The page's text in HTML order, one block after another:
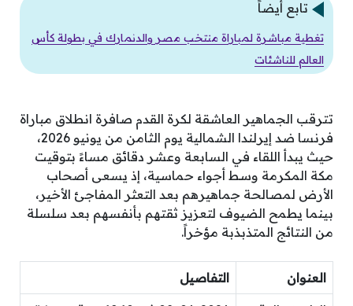
تابع أيضاً
تغطية مباشرة لمباراة منتخب مصر والدنمارك في بطولة كأس
العالم للناشئات
تترقب الجماهير العاشقة لكرة القدم صافرة انطلاق مباراة
فرنسا ضد إيرلندا الشمالية يوم الثامن من يونيو 2026،
حيث يبدأ اللقاء في السابعة وعشر دقائق مساءً بتوقيت
مكة المكرمة وسط أجواء حماسية، إذ يسعى أصحاب
الأرض لمصالحة جماهيرهم بعد التعثر المفاجئ الأخير،
بينما يطمح الضيوف لتعزيز ثقتهم بأنفسهم بعد سلسلة
من النتائج المتذبذبة مؤخراً.
العنوان التفاصيل